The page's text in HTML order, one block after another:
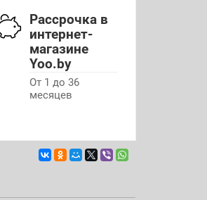
Рассрочка в
интернет-
магазине
Yoo.by
От 1 до 36
месяцев